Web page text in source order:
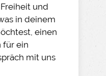
und
in deinem
einen
für ein
mit uns